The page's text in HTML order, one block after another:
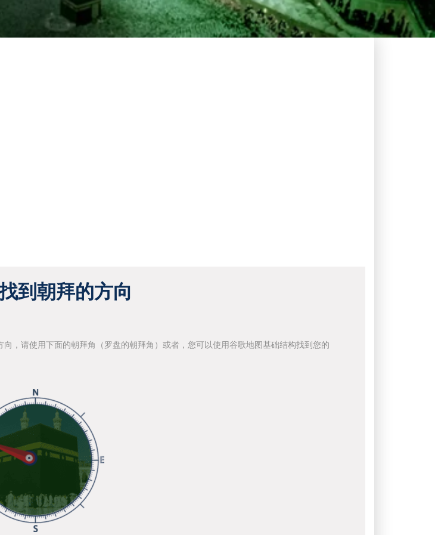
到朝拜的方向
，请使用下面的朝拜角（罗盘的朝拜角）或者，您可以使用谷歌地图基础结构找到您的